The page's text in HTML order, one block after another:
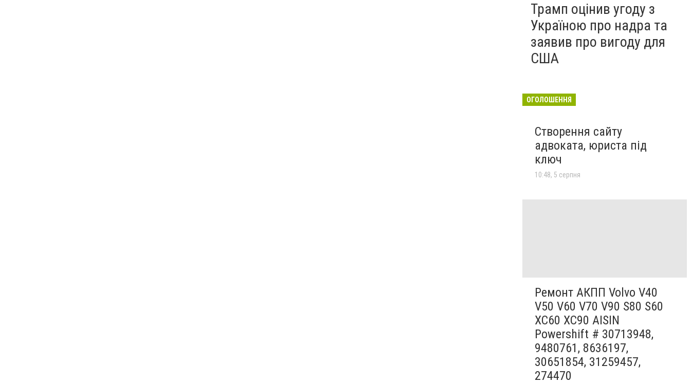
Трамп оцінив угоду з
Україною про надра та
заявив про вигоду для
США
ОГОЛОШЕННЯ
Створення сайту
адвоката, юриста під
ключ
10:48, 5 серпня
Ремонт АКПП Volvo V40
V50 V60 V70 V90 S80 S60
XC60 XC90 AISIN
Powershift # 30713948,
9480761, 8636197,
30651854, 31259457,
274470